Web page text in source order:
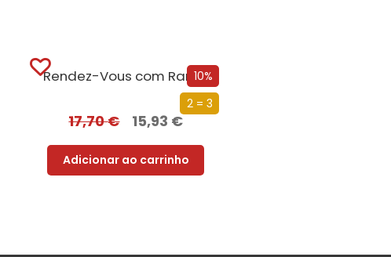
10%
2 = 3
Rendez-Vous com Rama
17,70€ 15,93 €
Adicionar ao carrinho